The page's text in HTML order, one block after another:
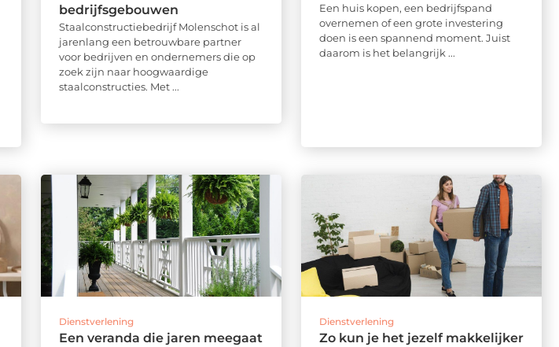
bedrijfsgebouwen
Staalconstructiebedrijf Molenschot is al
jarenlang een betrouwbare partner
voor bedrijven en ondernemers die op
zoek zijn naar hoogwaardige
staalconstructies. Met ...
Een huis kopen, een bedrijfspand
overnemen of een grote investering
doen is een spannend moment. Juist
daarom is het belangrijk ...
Dienstverlening
Een veranda die jaren meegaat
Dienstverlening
Zo kun je het jezelf makkelijker